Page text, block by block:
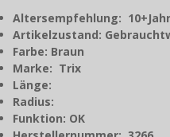
Altersempfehlung:
Artikelzustand:
Farbe: Braun
Marke: Trix
Länge:
Radius:
Funktion: OK